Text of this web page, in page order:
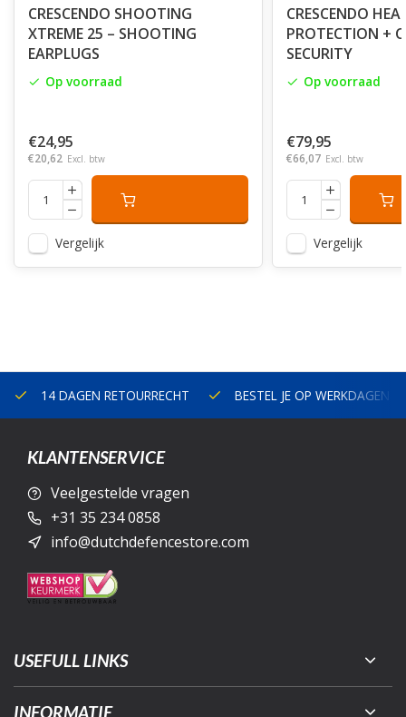
CRESCENDO SHOOTING
XTREME 25 – SHOOTING
EARPLUGS
Op voorraad
€24,95
€20,62 Excl. btw
Vergelijk
CRESCENDO
PROTECTION +
SECURITY
Op voorraad
€79,95
€66,07 Excl. btw
Vergelijk
14 DAGEN RETOURRECHT BESTEL JE OP WERKDAGEN
KLANTENSERVICE
Veelgestelde vragen
+31 35 234 0858
info@dutchdefencestore.com
USEFULL LINKS
INFORMATIE